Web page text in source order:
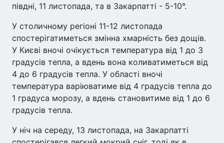
півдні, 11 листопада, та в Закарпатті - 5-10°.
У столичному регіоні 11-12 листопада
спостерігатиметься змінна хмарність без дощів.
У Києві вночі очікується температура від 1 до 3
градусів тепла, а вдень вона коливатиметься від
4 до 6 градусів тепла. У області вночі
температура варіюватиме від 4 градусів тепла до
1 градуса морозу, а вдень становитиме від 1 до 6
градусів тепла.
У ніч на середу, 13 листопада, на Закарпатті